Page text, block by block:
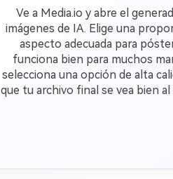
Ve a Media.io y abre el
imágenes de IA. Elige una
aspecto adecuada para
funciona bien para muchos
selecciona una opción de alta
que tu archivo final se vea bien al